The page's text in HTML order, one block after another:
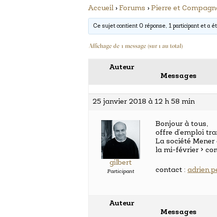
Accueil › Forums › Pierre et
Ce sujet contient 0 réponse, 1 participant et a
Affichage de 1 message (sur 1 au total)
Auteur
Messages
25 janvier 2018 à 12 h 58 min
gilbert
Participant
Bonjour à tous,
offre d’emploi
La société
la mi-février >
contact :
Auteur
Messages